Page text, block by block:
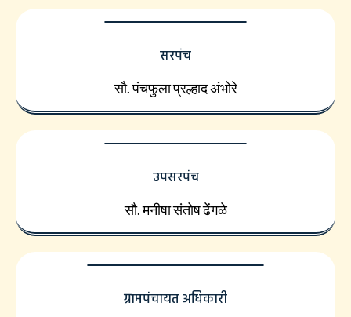
सरपंच
सौ. पंचफुला प्रल्हाद अंभोरे
उपसरपंच
सौ. मनीषा संतोष ढेंगळे
ग्रामपंचायत अधिकारी